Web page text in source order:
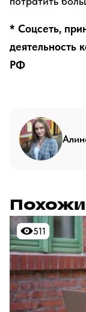
* Соцсеть,
деятельность
РФ
511
511